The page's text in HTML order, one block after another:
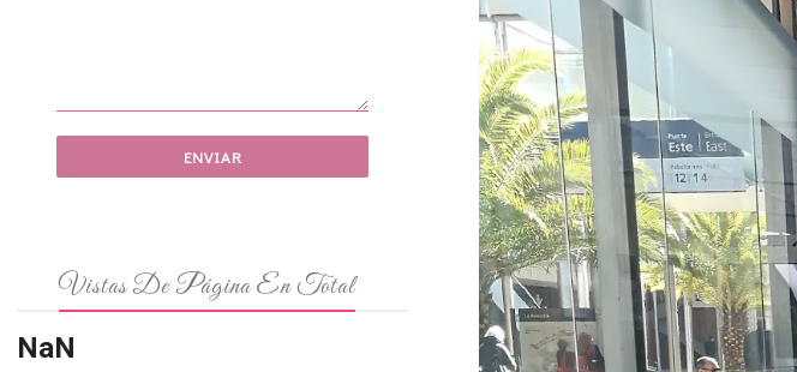
Vistas De Página En Total
NaN